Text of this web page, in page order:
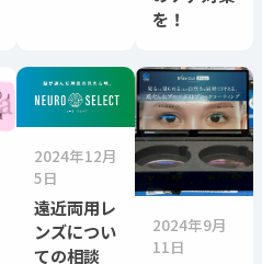
を！
2024年12月
5日
遠近両用レ
ンズについ
ての相談
2024年9月
11日